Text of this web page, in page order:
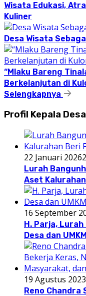
Wisata Edukasi,
Kuliner
Desa Wisata
“Mlaku Bareng
Berkelanjutan di
Selengkapnya
Profil Kepala Desa
22 Januari 2026
Lurah
Aset
16 September
H. Parja,
Desa dan UMKM
19 Agustus 2023
Reno Chandra